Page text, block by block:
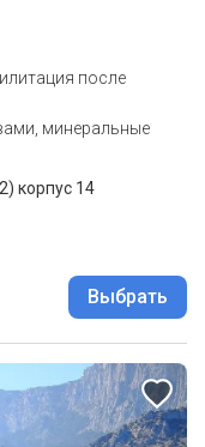
после
минеральные
корпус 14
Выбрать